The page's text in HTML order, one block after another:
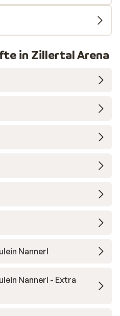
in Zillertal Arena
Nannerl
Nannerl - Extra